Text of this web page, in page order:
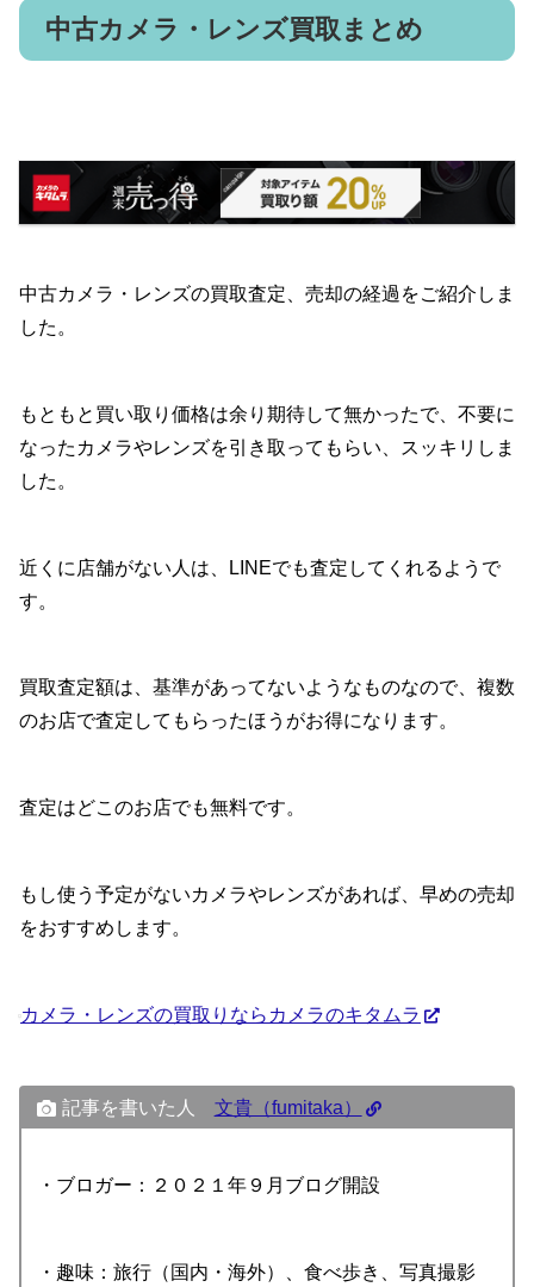
中古カメラ・レンズ買取まとめ
中古カメラ・レンズの買取査定、売却の経過をご紹介しま
した。
もともと買い取り価格は余り期待して無かったで、不要に
なったカメラやレンズを引き取ってもらい、スッキリしま
した。
近くに店舗がない人は、LINEでも査定してくれるようで
す。
買取査定額は、基準があってないようなものなので、複数
のお店で査定してもらったほうがお得になります。
査定はどこのお店でも無料です。
もし使う予定がないカメラやレンズがあれば、早めの売却
をおすすめします。
カメラ・レンズの買取りならカメラのキタムラ
記事を書いた人 文貴（fumitaka）
・ブロガー：２０２１年９月ブログ開設
・趣味：旅行（国内・海外）、食べ歩き、写真撮影